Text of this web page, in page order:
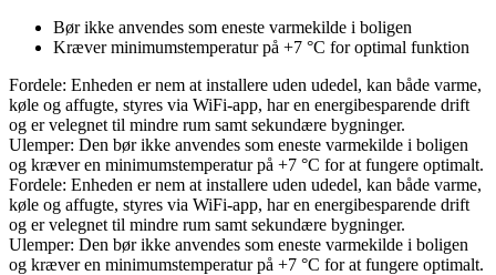
Bør ikke anvendes som eneste varmekilde i boligen
Kræver minimumstemperatur på +7 °C for optimal funktion
Fordele: Enheden er nem at installere uden udedel, kan både varme,
køle og affugte, styres via WiFi-app, har en energibesparende drift
og er velegnet til mindre rum samt sekundære bygninger.
Ulemper: Den bør ikke anvendes som eneste varmekilde i boligen
og kræver en minimumstemperatur på +7 °C for at fungere optimalt.
Fordele: Enheden er nem at installere uden udedel, kan både varme,
køle og affugte, styres via WiFi-app, har en energibesparende drift
og er velegnet til mindre rum samt sekundære bygninger.
Ulemper: Den bør ikke anvendes som eneste varmekilde i boligen
og kræver en minimumstemperatur på +7 °C for at fungere optimalt.